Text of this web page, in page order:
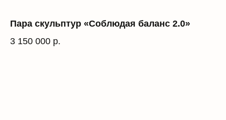
Пара скульптур «Соблюдая баланс 2.0»
3 150 000 р.